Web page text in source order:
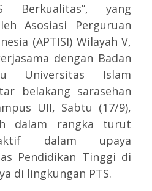
Berkualitas”, yang
Asosiasi Perguruan
(APTISI) Wilayah V,
dengan Badan
Universitas Islam
belakang sarasehan
UII, Sabtu (17/9),
dalam rangka turut
dalam upaya
Pendidikan Tinggi di
di lingkungan PTS.